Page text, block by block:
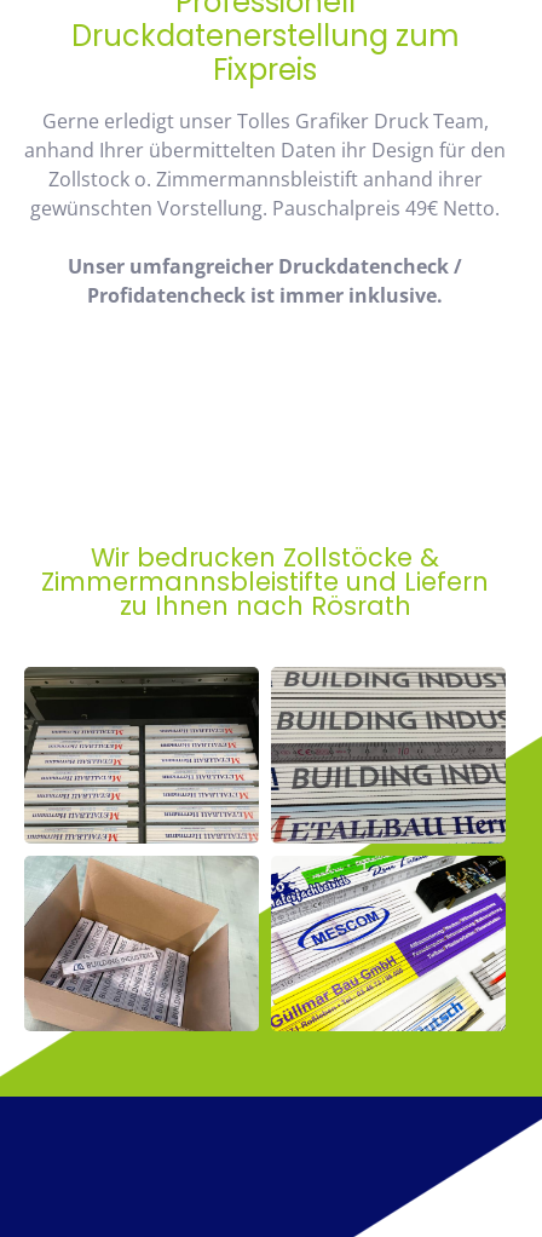
Druckdatenerstellung zum
Fixpreis
Gerne erledigt unser Tolles Grafiker Druck Team,
anhand Ihrer übermittelten Daten ihr Design für den
Zollstock o. Zimmermannsbleistift anhand ihrer
gewünschten Vorstellung. Pauschalpreis 49€ Netto.
Unser umfangreicher Druckdatencheck /
Profidatencheck ist immer inklusive.
Wir bedrucken Zollstöcke &
Zimmermannsbleistifte und Liefern
zu Ihnen nach Rösrath